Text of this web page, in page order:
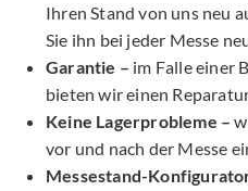
Ihren Stand von uns neu
Sie ihn bei jeder Messe
Garantie – im Falle einer
bieten wir einen
Keine Lagerprobleme –
vor und nach der Messe
Messestand-